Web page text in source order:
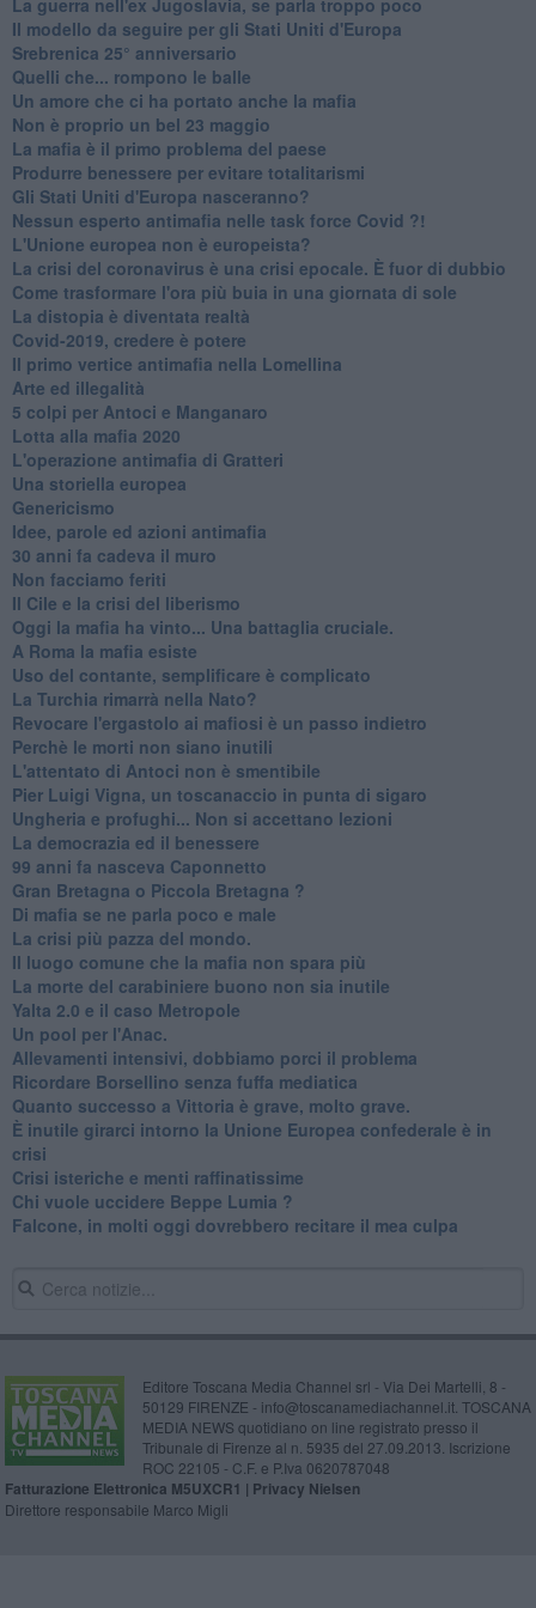
Il modello da seguire per gli Stati Uniti d'Europa
Srebrenica 25° anniversario
Quelli che... rompono le balle
Un amore che ci ha portato anche la mafia
Non è proprio un bel 23 maggio
La mafia è il primo problema del paese
Produrre benessere per evitare totalitarismi
Gli Stati Uniti d'Europa nasceranno?
Nessun esperto antimafia nelle task force Covid ?!
L'Unione europea non è europeista?
La crisi del coronavirus è una crisi epocale. È fuor di dubbio
Come trasformare l'ora più buia in una giornata di sole
​La distopia è diventata realtà
Covid-2019, credere è potere
Il primo vertice antimafia nella Lomellina
Arte ed illegalità
​5 colpi per Antoci e Manganaro
Lotta alla mafia 2020
L'operazione antimafia di Gratteri
Una storiella europea
Genericismo
Idee, parole ed azioni antimafia
30 anni fa cadeva il muro
Non facciamo feriti
Il Cile e la crisi del liberismo
Oggi la mafia ha vinto... Una battaglia cruciale.
A Roma la mafia esiste
Uso del contante, semplificare è complicato
La Turchia rimarrà nella Nato?
Revocare l'ergastolo ai mafiosi è un passo indietro
Perchè le morti non siano inutili
L'attentato di Antoci non è smentibile
Pier Luigi Vigna, un toscanaccio in punta di sigaro
Ungheria e profughi... Non si accettano lezioni
La democrazia ed il benessere
99 anni fa nasceva Caponnetto
Gran Bretagna o Piccola Bretagna ?
Di mafia se ne parla poco e male
La crisi più pazza del mondo.
Il luogo comune che la mafia non spara più
La morte del carabiniere buono non sia inutile
Yalta 2.0 e il caso Metropole
​Un pool per l'Anac.
Allevamenti intensivi, dobbiamo porci il problema
Ricordare Borsellino senza fuffa mediatica
​Quanto successo a Vittoria è grave, molto grave.
​È inutile girarci intorno la Unione Europea confederale è in
crisi
Crisi isteriche e menti raffinatissime
Chi vuole uccidere Beppe Lumia ?
Falcone, in molti oggi dovrebbero recitare il mea culpa
Editore Toscana Media Channel srl - Via Dei Martelli, 8 -
50129 FIRENZE - info@toscanamediachannel.it. TOSCANA
MEDIA NEWS quotidiano on line registrato presso il
Tribunale di Firenze al n. 5935 del 27.09.2013. Iscrizione
ROC 22105 - C.F. e P.Iva 0620787048
Fatturazione Elettronica M5UXCR1 | Privacy Nielsen
Direttore responsabile Marco Migli